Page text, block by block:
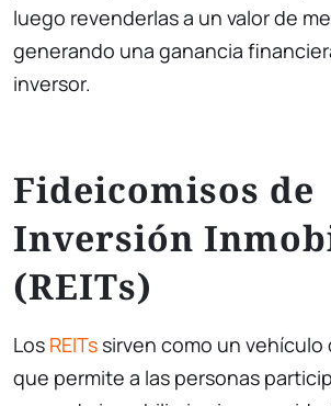
luego revenderlas a un valor de
generando una ganancia
inversor.
Fideicomisos de
Inversión
(REITs)
Los REITs sirven como un vehículo
que permite a las personas